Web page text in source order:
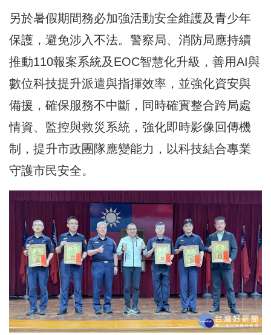
另於暑假期間務必加強活動安全維護及青少年
保護，避免涉入不法。警察局、消防局應持續
推動110報案系統及EOC智慧化升級，善用AI與
數位科技提升派遣與指揮效率，並強化資安與
備援，確保服務不中斷，同時確實整合跨局處
情資、監控與救災系統，強化即時影像回傳機
制，提升市政團隊應變能力，以科技結合專業
守護市民安全。